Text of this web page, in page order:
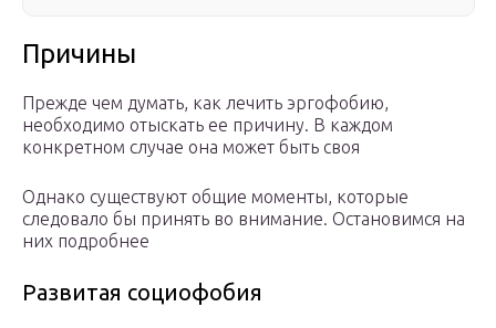
Причины
Прежде чем думать, как лечить эргофобию,
необходимо отыскать ее причину. В каждом
конкретном случае она может быть своя
Однако существуют общие моменты, которые
следовало бы принять во внимание. Остановимся на
них подробнее
Развитая социофобия